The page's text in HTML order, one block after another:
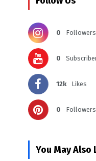
0 Followers
0
12k Likes
0 Followers
You May Also